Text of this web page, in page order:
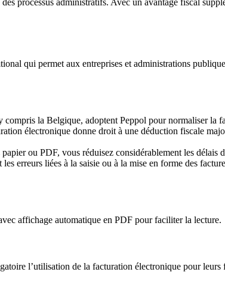
qui permet aux entreprises et administrations
compris la Belgique, adoptent Peppol pour normaliser la
électronique donne droit à une déduction fiscale
ou PDF, vous réduisez considérablement les délais
erreurs liées à la saisie ou à la mise en forme des
affichage automatique en PDF pour faciliter la lecture.
l’utilisation de la facturation électronique pour leurs